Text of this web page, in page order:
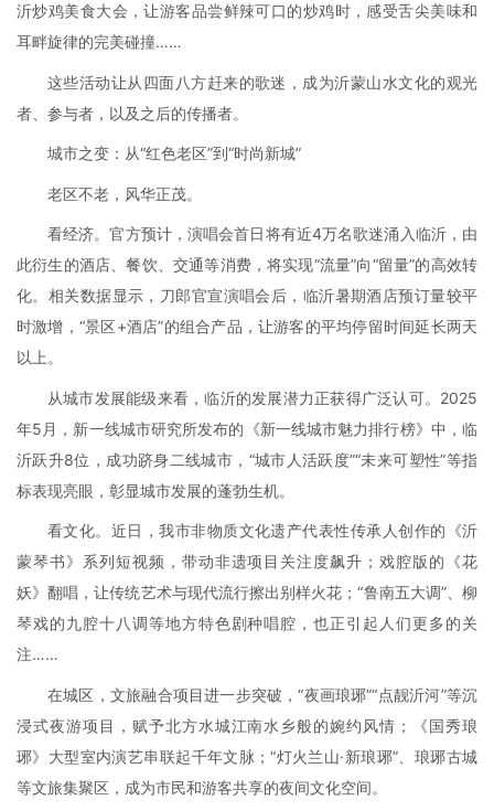
沂炒鸡美食大会，让游客品尝鲜辣可口的炒鸡时，感受舌尖美味和
耳畔旋律的完美碰撞……
这些活动让从四面八方赶来的歌迷，成为沂蒙山水文化的观光
者、参与者，以及之后的传播者。
城市之变：从“红色老区”到“时尚新城”
老区不老，风华正茂。
看经济。官方预计，演唱会首日将有近4万名歌迷涌入临沂，由
此衍生的酒店、餐饮、交通等消费，将实现“流量”向“留量”的高效转
化。相关数据显示，刀郎官宣演唱会后，临沂暑期酒店预订量较平
时激增，“景区+酒店”的组合产品，让游客的平均停留时间延长两天
以上。
从城市发展能级来看，临沂的发展潜力正获得广泛认可。2025
年5月，新一线城市研究所发布的《新一线城市魅力排行榜》中，临
沂跃升8位，成功跻身二线城市，“城市人活跃度”“未来可塑性”等指
标表现亮眼，彰显城市发展的蓬勃生机。
看文化。近日，我市非物质文化遗产代表性传承人创作的《沂
蒙琴书》系列短视频，带动非遗项目关注度飙升；戏腔版的《花
妖》翻唱，让传统艺术与现代流行擦出别样火花；“鲁南五大调”、柳
琴戏的九腔十八调等地方特色剧种唱腔，也正引起人们更多的关
注……
在城区，文旅融合项目进一步突破，“夜画琅琊”“点靓沂河”等沉
浸式夜游项目，赋予北方水城江南水乡般的婉约风情；《国秀琅
琊》大型室内演艺串联起千年文脉；“灯火兰山·新琅琊”、琅琊古城
等文旅集聚区，成为市民和游客共享的夜间文化空间。